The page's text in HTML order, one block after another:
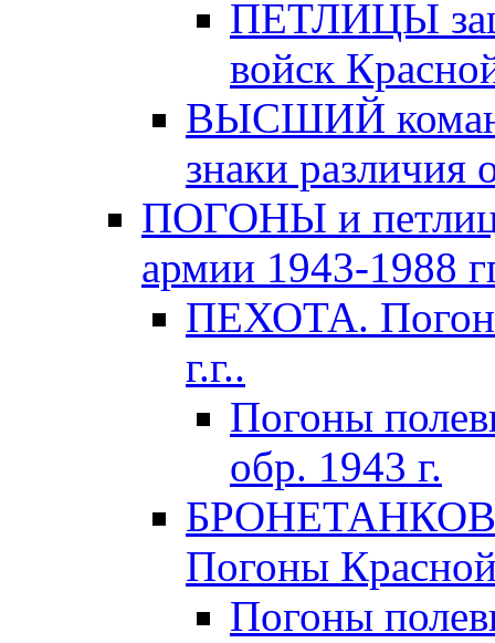
ПЕТЛИЦЫ
войск
ВЫСШИЙ
знаки различия
ПОГОНЫ и
армии 1943-1988
ПЕХОТА.
г.г..
Погоны
обр. 1943 г.
Погоны
Погоны